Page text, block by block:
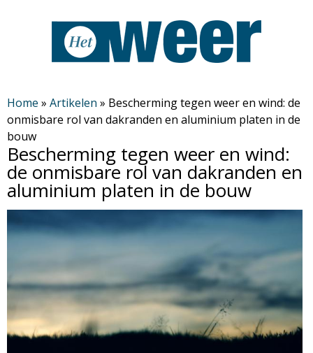
en
naar
algemene
inhoud
gaan
H
e
t
W
e
e
r
M
Home » Artikelen » Bescherming tegen weer en wind: de
onmisbare rol van dakranden en aluminium platen in de
bouw
Bescherming tegen weer en wind:
de onmisbare rol van dakranden en
aluminium platen in de bouw